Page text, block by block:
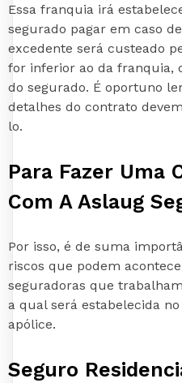
Essa franquia irá
segurado pagar em caso
excedente será custeado
for inferior ao da franquia,
do segurado. É oportuno
detalhes do contrato
lo.
Para Fazer Uma
Com A Aslaug
Por isso, é de suma
riscos que podem
seguradoras que
a qual será estabelecida
apólice.
Seguro